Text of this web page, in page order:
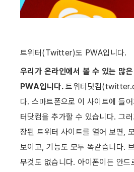
트위터(Twitter)도 PWA입니다.
우리가 온라인에서 볼 수 있는 많
PWA입니다. 트위터닷컴
다. 스마트폰으로 이 사이트에 들
터닷컴을 추가할 수 있습니다. 그
장된 트위터 사이트를 열어 보면,
보이고, 기능도 모두 똑같습니다.
무것도 없습니다. 아이폰이든 안드